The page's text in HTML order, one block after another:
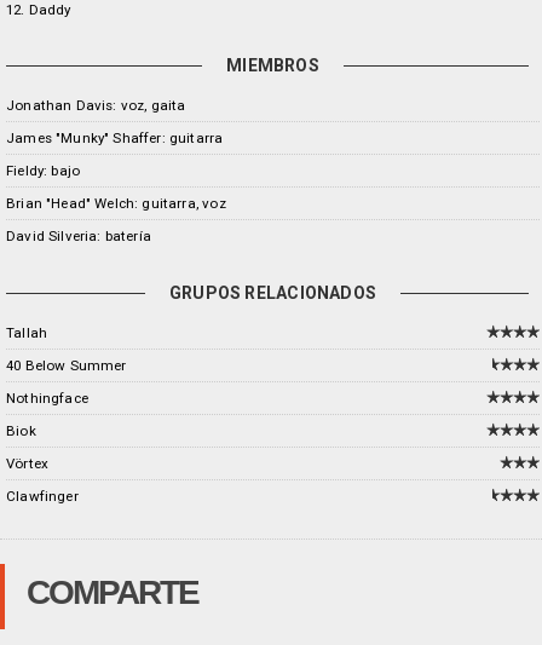
12. Daddy
MIEMBROS
Jonathan Davis: voz, gaita
James "Munky" Shaffer: guitarra
Fieldy: bajo
Brian "Head" Welch: guitarra, voz
David Silveria: batería
GRUPOS RELACIONADOS
Tallah
40 Below Summer
Nothingface
Biok
Vörtex
Clawfinger
COMPARTE